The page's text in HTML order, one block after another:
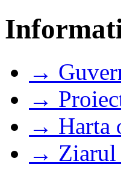
→
→
→ Harta
→ Ziarul